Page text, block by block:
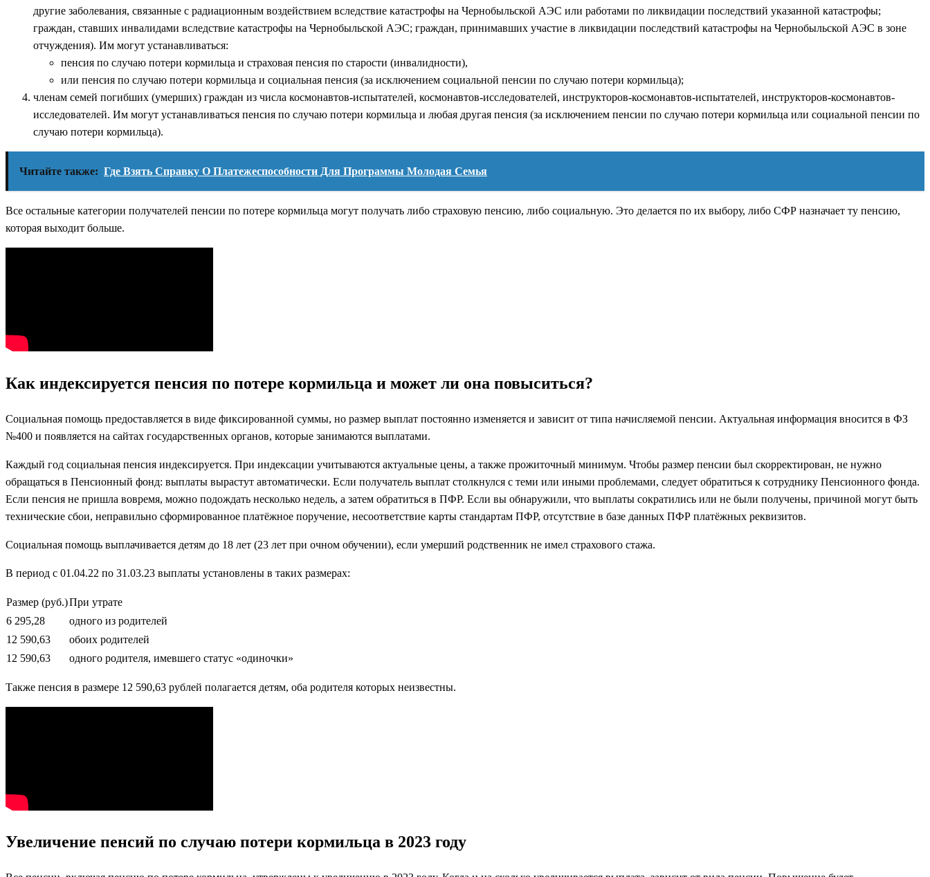
другие заболевания, связанные с радиационным воздействием вследствие катастрофы на Чернобыльской АЭС или работами по ликвидации последствий указанной катастрофы;
граждан, ставших инвалидами вследствие катастрофы на Чернобыльской АЭС; граждан, принимавших участие в ликвидации последствий катастрофы на Чернобыльской АЭС в зоне
отчуждения). Им могут устанавливаться:
пенсия по случаю потери кормильца и страховая пенсия по старости (инвалидности),
или пенсия по случаю потери кормильца и социальная пенсия (за исключением социальной пенсии по случаю потери кормильца);
членам семей погибших (умерших) граждан из числа космонавтов-испытателей, космонавтов-исследователей, инструкторов-космонавтов-испытателей, инструкторов-космонавтов-
исследователей. Им могут устанавливаться пенсия по случаю потери кормильца и любая другая пенсия (за исключением пенсии по случаю потери кормильца или социальной пенсии по
случаю потери кормильца).
Читайте также: Где Взять Справку О Платежеспособности Для Программы Молодая Семья
Все остальные категории получателей пенсии по потере кормильца могут получать либо страховую пенсию, либо социальную. Это делается по их выбору, либо СФР назначает ту пенсию,
которая выходит больше.
Как индексируется пенсия по потере кормильца и может ли она повыситься?
Социальная помощь предоставляется в виде фиксированной суммы, но размер выплат постоянно изменяется и зависит от типа начисляемой пенсии. Актуальная информация вносится в ФЗ
№400 и появляется на сайтах государственных органов, которые занимаются выплатами.
Каждый год социальная пенсия индексируется. При индексации учитываются актуальные цены, а также прожиточный минимум. Чтобы размер пенсии был скорректирован, не нужно
обращаться в Пенсионный фонд: выплаты вырастут автоматически. Если получатель выплат столкнулся с теми или иными проблемами, следует обратиться к сотруднику Пенсионного фонда.
Если пенсия не пришла вовремя, можно подождать несколько недель, а затем обратиться в ПФР. Если вы обнаружили, что выплаты сократились или не были получены, причиной могут быть
технические сбои, неправильно сформированное платёжное поручение, несоответствие карты стандартам ПФР, отсутствие в базе данных ПФР платёжных реквизитов.
Социальная помощь выплачивается детям до 18 лет (23 лет при очном обучении), если умерший родственник не имел страхового стажа.
В период с 01.04.22 по 31.03.23 выплаты установлены в таких размерах:
Размер (руб.)При утрате
6 295,28
одного из родителей
12 590,63
обоих родителей
12 590,63
одного родителя, имевшего статус «одиночки»
Также пенсия в размере 12 590,63 рублей полагается детям, оба родителя которых неизвестны.
Увеличение пенсий по случаю потери кормильца в 2023 году